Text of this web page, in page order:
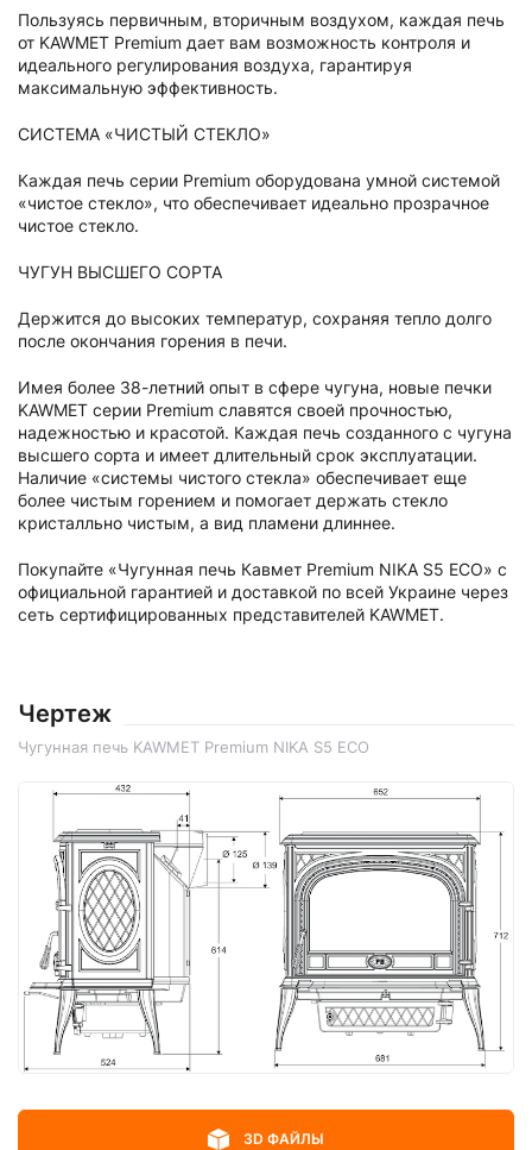
Пользуясь первичным, вторичным воздухом, каждая печь
от KAWMET Premium дает вам возможность контроля и
идеального регулирования воздуха, гарантируя
максимальную эффективность.
СИСТЕМА «ЧИСТЫЙ СТЕКЛО»
Каждая печь серии Premium оборудована умной системой
«чистое стекло», что обеспечивает идеально прозрачное
чистое стекло.
ЧУГУН ВЫСШЕГО СОРТА
Держится до высоких температур, сохраняя тепло долго
после окончания горения в печи.
Имея более 38-летний опыт в сфере чугуна, новые печки
KAWMET серии Premium славятся своей прочностью,
надежностью и красотой. Каждая печь созданного с чугуна
высшего сорта и имеет длительный срок эксплуатации.
Наличие «системы чистого стекла» обеспечивает еще
более чистым горением и помогает держать стекло
кристалльно чистым, а вид пламени длиннее.
Покупайте «Чугунная печь Кавмет Premium NIKA S5 ECO» с
официальной гарантией и доставкой по всей Украине через
сеть сертифицированных представителей KAWMET.
Чертеж
Чугунная печь KAWMET Premium NIKA S5 ECO
3D ФАЙЛЫ